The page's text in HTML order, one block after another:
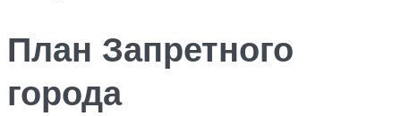
План Запретного
города